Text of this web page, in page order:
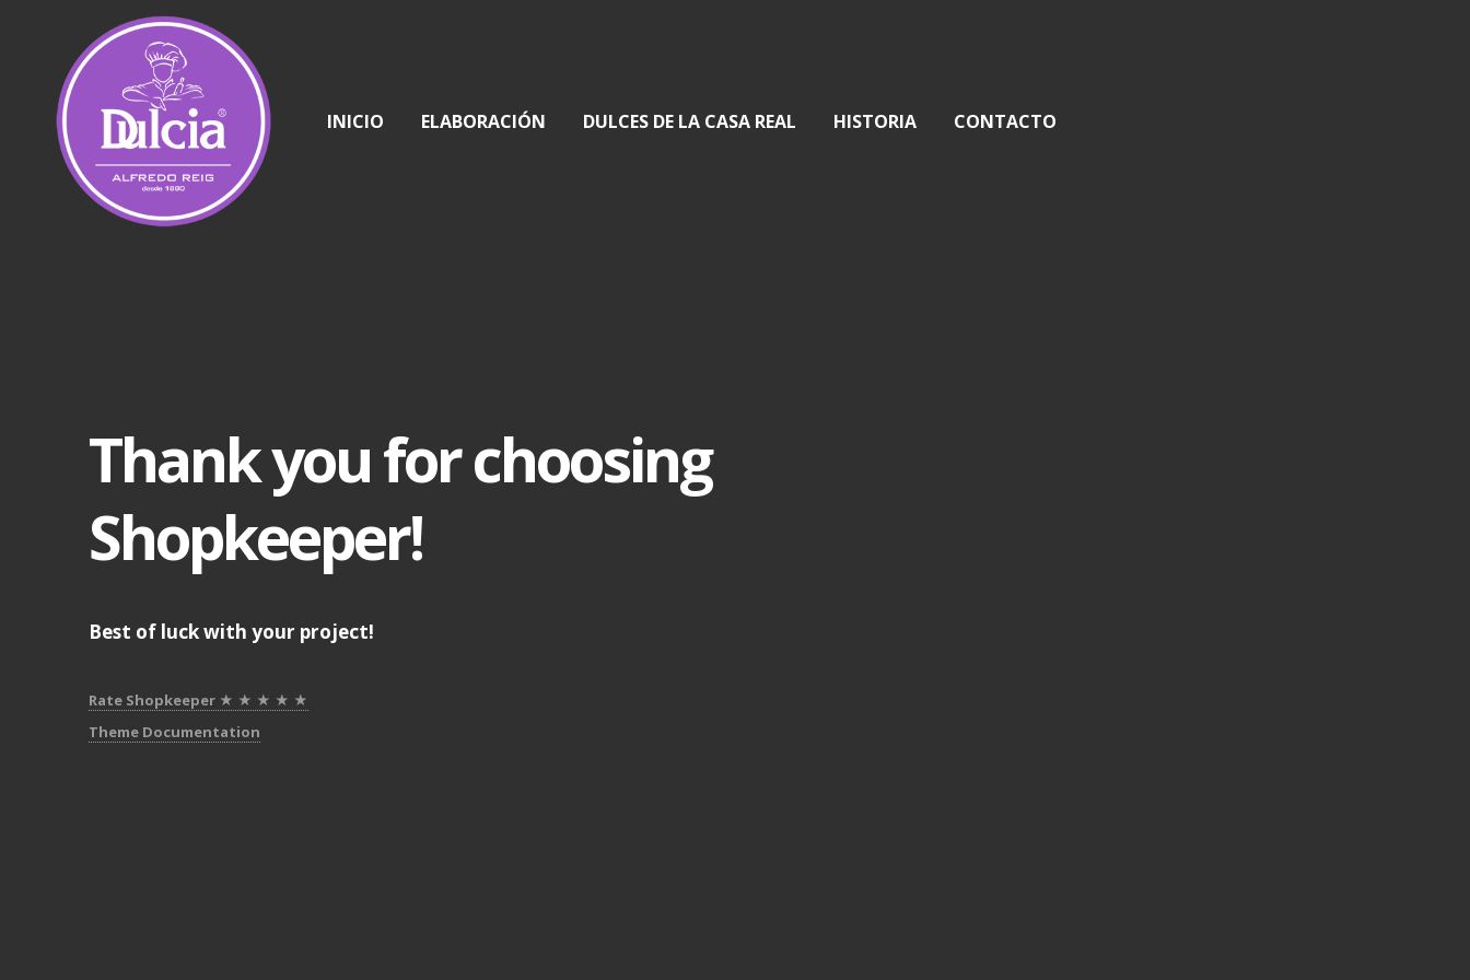
INICIO ELABORACIÓN DULCES DE LA CASA REAL HISTORIA CONTACTO
Thank you for choosing
Shopkeeper!
Best of luck with your project!
Rate Shopkeeper ★ ★ ★ ★ ★
Theme Documentation